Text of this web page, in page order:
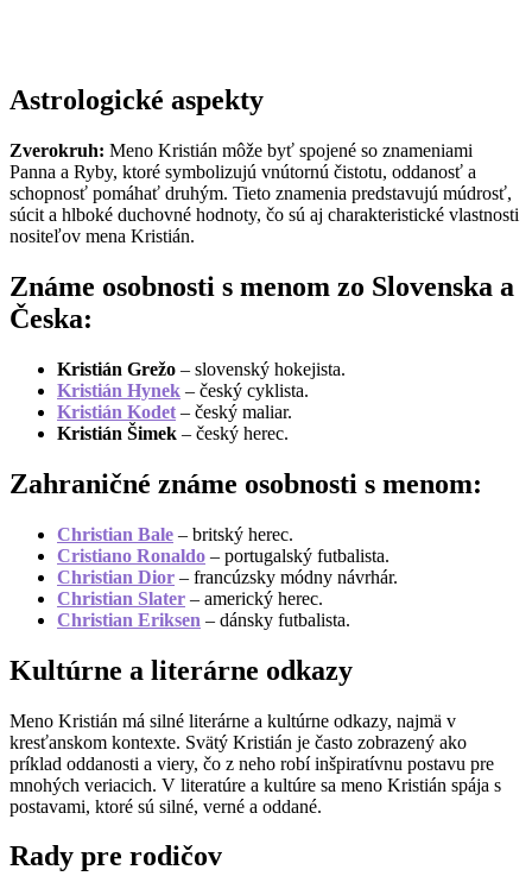
Astrologické aspekty
Zverokruh: Meno Kristián môže byť spojené so znameniami
Panna a Ryby, ktoré symbolizujú vnútornú čistotu, oddanosť a
schopnosť pomáhať druhým. Tieto znamenia predstavujú múdrosť,
súcit a hlboké duchovné hodnoty, čo sú aj charakteristické vlastnosti
nositeľov mena Kristián.
Známe osobnosti s menom zo Slovenska a
Česka:
Kristián Grežo – slovenský hokejista.
Kristián Hynek – český cyklista.
Kristián Kodet – český maliar.
Kristián Šimek – český herec.
Zahraničné známe osobnosti s menom:
Christian Bale – britský herec.
Cristiano Ronaldo – portugalský futbalista.
Christian Dior – francúzsky módny návrhár.
Christian Slater – americký herec.
Christian Eriksen – dánsky futbalista.
Kultúrne a literárne odkazy
Meno Kristián má silné literárne a kultúrne odkazy, najmä v
kresťanskom kontexte. Svätý Kristián je často zobrazený ako
príklad oddanosti a viery, čo z neho robí inšpiratívnu postavu pre
mnohých veriacich. V literatúre a kultúre sa meno Kristián spája s
postavami, ktoré sú silné, verné a oddané.
Rady pre rodičov